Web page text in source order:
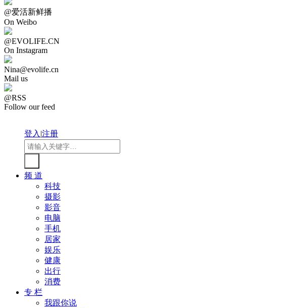
@爱活新鲜播
On Weibo
@EVOLIFE.CN
On Instagram
Nina@evolife.cn
Mail us
@RSS
Follow our feed
登入|注册
频 道
科技
摄影
影音
电脑
手机
居家
娱乐
健康
出行
消费
专 栏
我跟你说